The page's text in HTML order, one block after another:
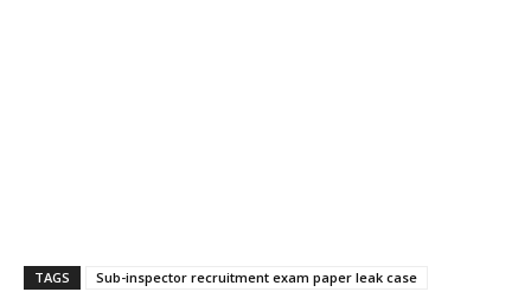
TAGS Sub-inspector recruitment exam paper leak case